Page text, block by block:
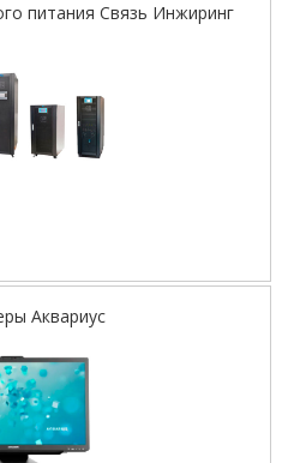
питания Связь Инжиринг
Аквариус